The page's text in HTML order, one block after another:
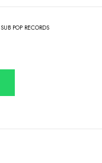
SUB POP RECORDS